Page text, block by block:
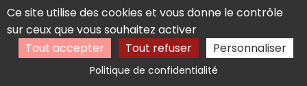
Liens utiles
Ce site utilise des cookies et vous donne le contrôle
sur ceux que vous souhaitez activer
Tout accepter
Tout refuser Personnaliser
Politique de confidentialité